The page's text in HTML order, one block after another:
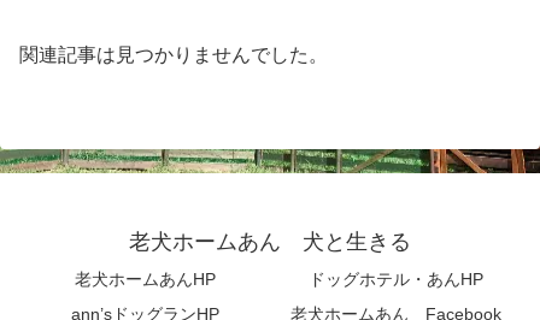
関連記事は見つかりませんでした。
老犬ホームあん 犬と生きる
老犬ホームあんHP
ドッグホテル・あんHP
ann’sドッグランHP
老犬ホームあん Facebook